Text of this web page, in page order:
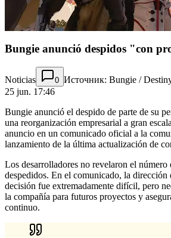
Bungie anunció despidos "con
Noticias 0 Источник: Bungie /
25 jun. 17:46
Bungie anunció el despido de parte de su
una reorganización empresarial a gran
anuncio en un comunicado oficial a la
lanzamiento de la última actualización de
Los desarrolladores no revelaron el número
despedidos. En el comunicado, la dirección
decisión fue extremadamente difícil, pero
la compañía para futuros proyectos y
continuo.